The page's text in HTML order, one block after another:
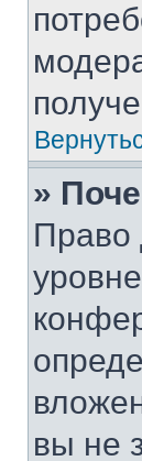
»
Право
вы не